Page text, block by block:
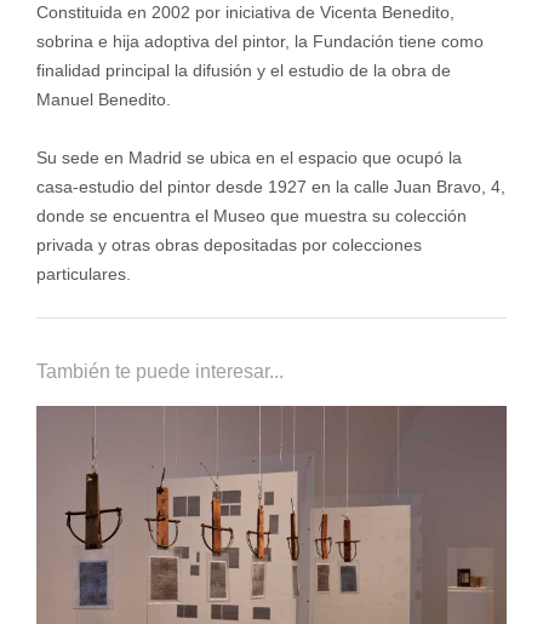
Constituida en 2002 por iniciativa de Vicenta Benedito,
sobrina e hija adoptiva del pintor, la Fundación tiene como
finalidad principal la difusión y el estudio de la obra de
Manuel Benedito.
Su sede en Madrid se ubica en el espacio que ocupó la
casa-estudio del pintor desde 1927 en la calle Juan Bravo, 4,
donde se encuentra el Museo que muestra su colección
privada y otras obras depositadas por colecciones
particulares.
También te puede interesar...